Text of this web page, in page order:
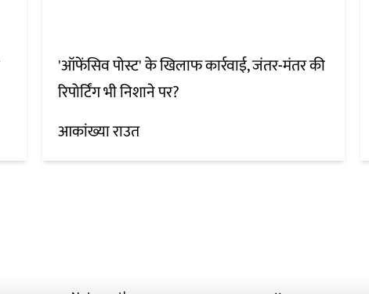
'ऑफेंसिव पोस्ट' के खिलाफ कार्रवाई, जंतर-मंतर की
रिपोर्टिंग भी निशाने पर?
आकांख्या राउत